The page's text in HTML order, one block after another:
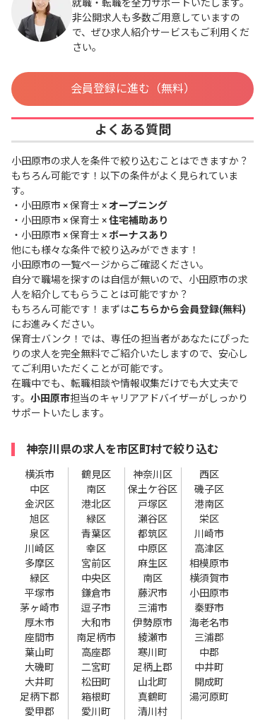
就職・転職を全力サポートいたします。
非公開求人も多数ご用意していますの
で、ぜひ求人紹介サービスもご利用くだ
さい。
会員登録に進む（無料）
よくある質問
小田原市の求人を条件で絞り込むことはできますか？
もちろん可能です！以下の条件がよく見られていま
す。
・ 小田原市 × 保育士 ×オープニング
・ 小田原市 × 保育士 ×住宅補助あり
・ 小田原市 × 保育士 ×ボーナスあり
他にも様々な条件で絞り込みができます！
小田原市の一覧ページからご確認ください。
自分で職場を探すのは自信が無いので、小田原市の求
人を紹介してもらうことは可能ですか？
もちろん可能です！まずはこちらから会員登録(無料)
にお進みください。
保育士バンク！では、専任の担当者があなたにぴった
りの求人を完全無料でご紹介いたしますので、安心し
てご利用いただくことが可能です。
在職中でも、転職相談や情報収集だけでも大丈夫で
す。 小田原市担当のキャリアアドバイザーがしっかり
サポートいたします。
神奈川県の求人を市区町村で絞り込む
横浜市 鶴見区 神奈川区
西区
中区
南区 保土ケ谷区
磯子区
金沢区
港北区 戸塚区
港南区
旭区
緑区 瀬谷区
栄区
泉区
青葉区 都筑区
川崎市
川崎区
幸区 中原区
高津区
多摩区
宮前区 麻生区
相模原市
緑区
中央区 南区
横須賀市
平塚市
鎌倉市 藤沢市
小田原市
茅ヶ崎市
逗子市 三浦市
秦野市
厚木市
大和市 伊勢原市
海老名市
座間市
南足柄市 綾瀬市
三浦郡
葉山町
高座郡 寒川町
中郡
大磯町
二宮町 足柄上郡
中井町
大井町
松田町 山北町
開成町
足柄下郡
箱根町 真鶴町
湯河原町
愛甲郡
愛川町 清川村